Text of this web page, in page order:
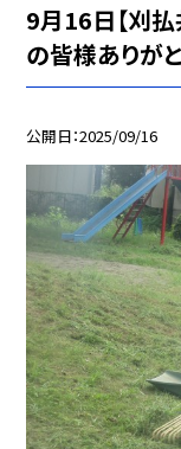
9月16日【刈
の皆様ありが
公開日 2025/09/16